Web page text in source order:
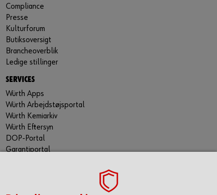
Compliance
Presse
Kulturforum
Butiksoversigt
Brancheoverblik
Ledige stillinger
SERVICES
Würth Apps
Würth Arbejdstøjsportal
Würth Kemiarkiv
Würth Eftersyn
DOP-Portal
Garantiportal
WÜRTH TECHNICAL SOFTWARE II